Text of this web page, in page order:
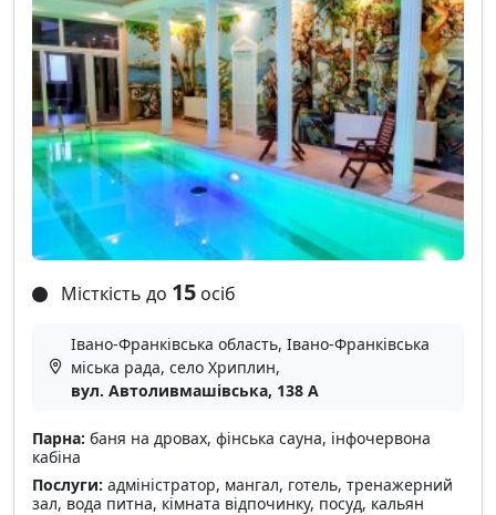
Місткість до 15 осіб
Івано-Франківська область, Івано-Франківська
міська рада, село Хриплин,
вул. Автоливмашівська, 138 А
Парна: баня на дровах, фінська сауна, інфочервона
кабіна
Послуги: адміністратор, мангал, готель, тренажерний
зал, вода питна, кімната відпочинку, посуд, кальян